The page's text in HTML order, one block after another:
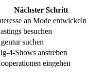
Nächster Schritt
an Mode entwickeln
besuchen
suchen
4-Shows anstreben
eingehen